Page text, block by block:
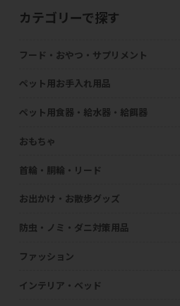
カテゴリーで探す
フード・おやつ・サプリメント
ペット用お手入れ用品
ペット用食器・給水器・給餌器
おもちゃ
首輪・胴輪・リード
お出かけ・お散歩グッズ
防虫・ノミ・ダニ対策用品
ファッション
インテリア・ベッド